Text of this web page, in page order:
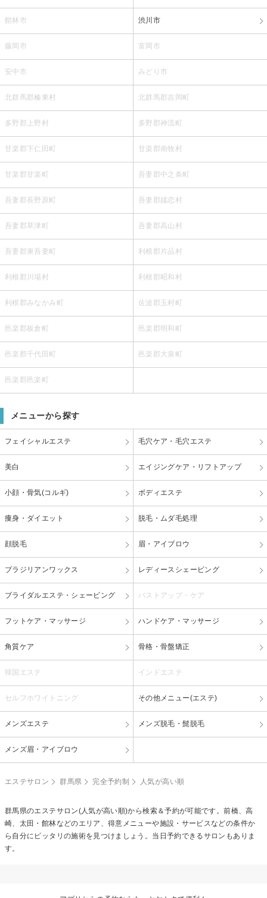
館林市 渋川市
藤岡市 富岡市
安中市 みどり市
北群馬郡榛東村 北群馬郡吉岡町
多野郡上野村 多野郡神流町
甘楽郡下仁田町 甘楽郡南牧村
甘楽郡甘楽町 吾妻郡中之条町
吾妻郡長野原町 吾妻郡嬬恋村
吾妻郡草津町 吾妻郡高山村
吾妻郡東吾妻町 利根郡片品村
利根郡川場村 利根郡昭和村
利根郡みなかみ町 佐波郡玉村町
邑楽郡板倉町 邑楽郡明和町
邑楽郡千代田町 邑楽郡大泉町
邑楽郡邑楽町
メニューから探す
フェイシャルエステ 毛穴ケア・毛穴エステ
美白 エイジングケア・リフトアップ
小顔・骨気(コルギ) ボディエステ
痩身・ダイエット 脱毛・ムダ毛処理
顔脱毛 眉・アイブロウ
ブラジリアンワックス レディースシェービング
ブライダルエステ・シェービング バストアップ・ケア
フットケア・マッサージ ハンドケア・マッサージ
角質ケア 骨格・骨盤矯正
韓国エステ インドエステ
セルフホワイトニング その他メニュー(エステ)
メンズエステ メンズ脱毛・髭脱毛
メンズ眉・アイブロウ
エステサロン 群馬県 完全予約制 人気が高い順
群馬県のエステサロン(人気が高い順)から検索＆予約が可能です。前橋、高
崎、太田・館林などのエリア、得意メニューや施設・サービスなどの条件か
ら自分にピッタリの施術を見つけましょう。当日予約できるサロンもありま
す。